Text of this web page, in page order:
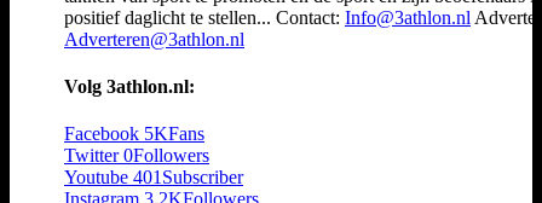
positief daglicht te stellen... Contact: Info@3athlon.nl
Adverteren@3athlon.nl
Volg 3athlon.nl:
Facebook 5KFans
Twitter 0Followers
Youtube 401 Subscriber
Instagram 3.2KFollowers